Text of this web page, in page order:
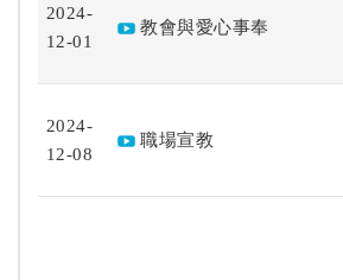
2024-
12-01
教會與愛心事奉
2024-
12-08
職場宣教